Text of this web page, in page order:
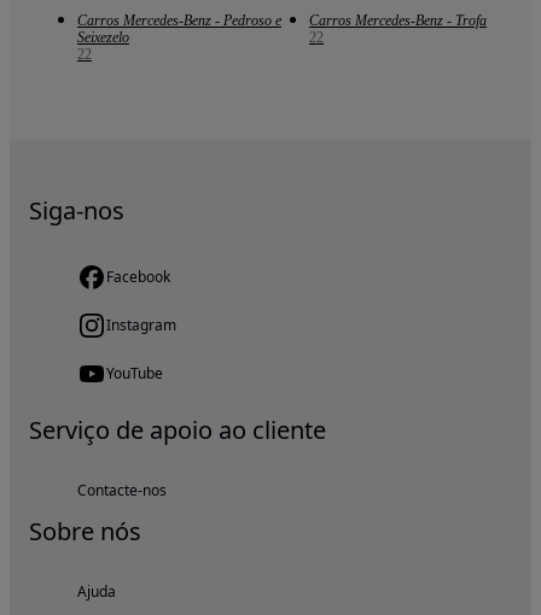
Carros Mercedes-Benz - Pedroso e
Seixezelo
22
Carros Mercedes-Benz - Trofa
22
Siga-nos
Facebook
Instagram
YouTube
Serviço de apoio ao cliente
Contacte-nos
Sobre nós
Ajuda